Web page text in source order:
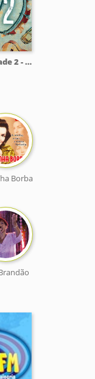
Pagode Saudade 2 - EP
Borba